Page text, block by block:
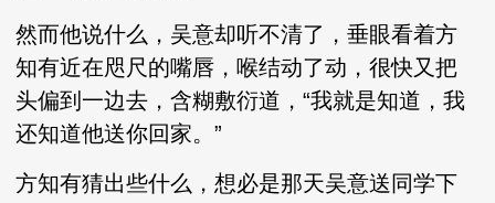
然而他说什么，吴意却听不清了，垂眼看着方
知有近在咫尺的嘴唇，喉结动了动，很快又把
头偏到一边去，含糊敷衍道，“我就是知道，我
还知道他送你回家。”
方知有猜出些什么，想必是那天吴意送同学下